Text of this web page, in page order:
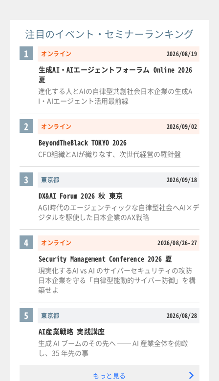
注目のイベント・セミナーランキング
オンライン 2026/08/19
1
生成AI・AIエージェントフォーラム Online 2026
夏
進化する人とAIの自律型共創社会日本企業の生成A
I・AIエージェント活用最前線
オンライン 2026/09/02
2
BeyondTheBlack TOKYO 2026
CFO組織とAIが織りなす、次世代経営の羅針盤
東京都 2026/09/18
3
DX&AI Forum 2026 秋 東京
AGI時代のエージェンティックな自律型社会へAI×デ
ジタルを駆使した日本企業のAX戦略
オンライン 2026/08/26-27
4
Security Management Conference 2026 夏
現実化するAI vs AI のサイバーセキュリティの攻防
日本企業を守る「自律型能動的サイバー防御」を構
築せよ
東京都 2026/08/28
5
AI産業戦略 実践講座
生成 AI ブームのその先へ ── AI 産業全体を俯瞰
し、35 年先の事
もっと見る